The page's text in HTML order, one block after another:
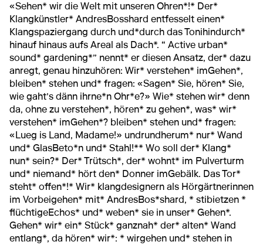
«Sehen* wir die Welt mit unseren Ohren*!* Der*
Klangkünstler* AndresBosshard entfesselt einen*
Klangspaziergang durch und*durch das Tonihindurch*
hinauf hinaus aufs Areal als Dach*. “ Active urban*
sound* gardening*” nennt* er diesen Ansatz, der* dazu
anregt, genau hinzuhören: Wir* verstehen* imGehen*,
bleiben* stehen und* fragen: «Sagen* Sie, hören* Sie,
wie gaht’s dänn ihrne*n Ohr*e?» Wie* stehen wir* denn
da, ohne zu verstehen*, hören* zu gehen*, was* wir*
verstehen* imGehen*? bleiben* stehen und* fragen:
«Lueg is Land, Madame!» undrundherum* nur* Wand
und* GlasBeto*n und* Stahl!** Wo soll der* Klang*
nun* sein?* Der* Trütsch*, der* wohnt* im Pulverturm
und* niemand* hört den* Donner imGebälk. Das Tor*
steht* offen*!* Wir* klangdesignern als Hörgärtnerinnen
im Vorbeigehen* mit* AndresBos*shard, * stibietzen *
flüchtigeEchos* und* weben* sie in unser* Gehen*.
Gehen* wir* ein* Stück* ganznah* der* alten* Wand
entlang*, da hören* wir*: * wirgehen und* stehen in